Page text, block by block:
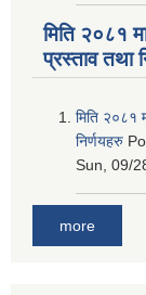
मिति २०८१
प्रस्ताव तथा
मिति २०८१
निर्णयहरु
Sun, 09/
more